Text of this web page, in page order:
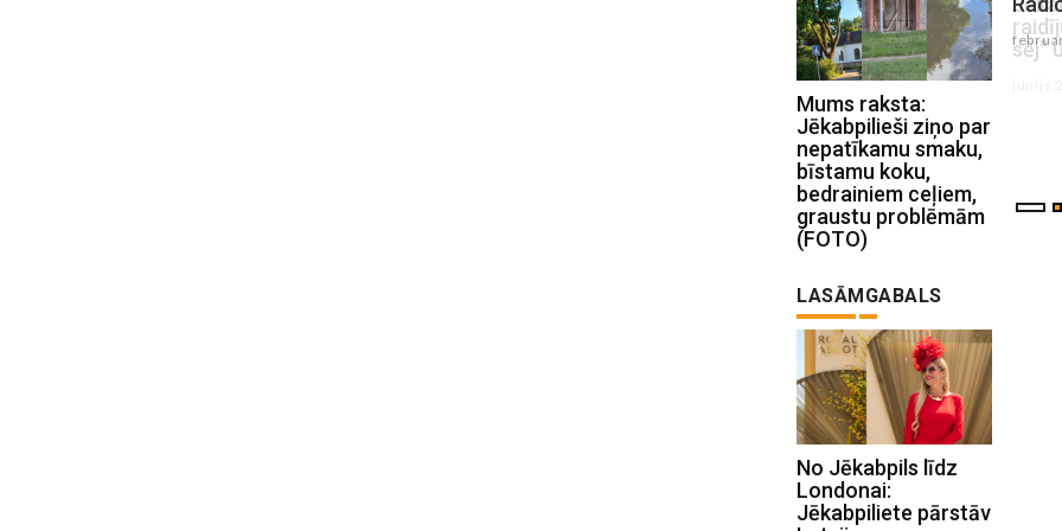
Mums raksta:
Jēkabpilieši ziņo par
nepatīkamu smaku,
bīstamu koku,
bedrainiem ceļiem,
graustu problēmām
(FOTO)
LASĀMGABALS
No Jēkabpils līdz
Londonai:
Jēkabpiliete pārstāv
raidījumu cikli ,,Bez robežām'', ,,Sēlija
sēj'' un ,,Nedēļas aktualitātes''